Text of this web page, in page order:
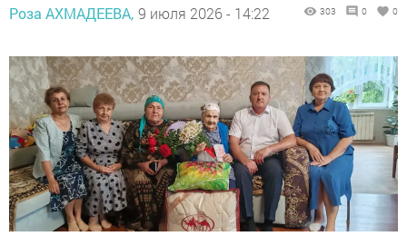
Роза АХМАДЕЕВА, 9 июля 2026 - 14:22 303 0 0